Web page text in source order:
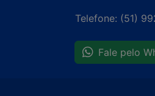
Telefone: (51)
Fale pelo